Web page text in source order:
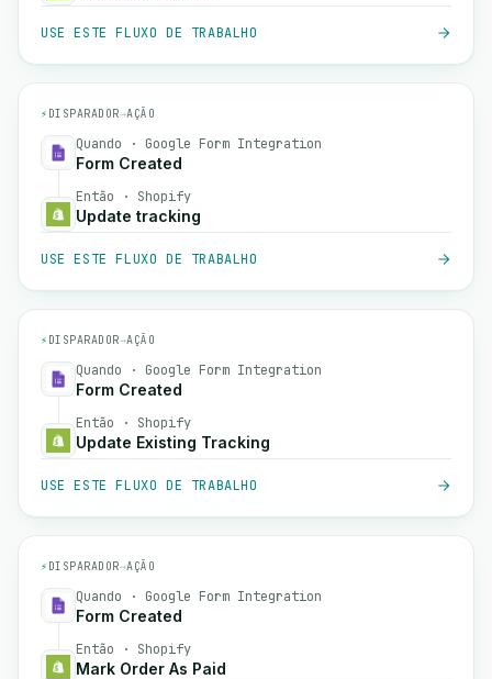
USE ESTE FLUXO DE TRABALHO
⚡ DISPARADOR→AÇÃO
Quando · Google Form Integration
Form Created
Então · Shopify
Update tracking
USE ESTE FLUXO DE TRABALHO
⚡ DISPARADOR→AÇÃO
Quando · Google Form Integration
Form Created
Então · Shopify
Update Existing Tracking
USE ESTE FLUXO DE TRABALHO
⚡ DISPARADOR→AÇÃO
Quando · Google Form Integration
Form Created
Então · Shopify
Mark Order As Paid